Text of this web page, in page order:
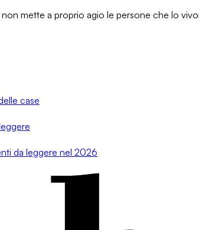
mette a proprio agio le persone che lo
case
da leggere nel 2026